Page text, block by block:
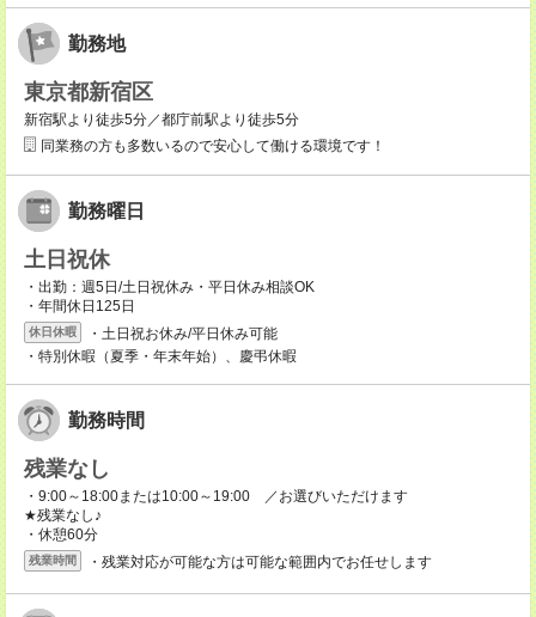
勤務地
東京都新宿区
新宿駅より徒歩5分／都庁前駅より徒歩5分
同業務の方も多数いるので安心して働ける環境です！
勤務曜日
土日祝休
・出勤：週5日/土日祝休み・平日休み相談OK
・年間休日125日
休日休暇
・土日祝お休み/平日休み可能
・特別休暇（夏季・年末年始）、慶弔休暇
勤務時間
残業なし
・9:00～18:00または10:00～19:00 ／お選びいただけます
★残業なし♪
・休憩60分
残業時間 ・残業対応が可能な方は可能な範囲内でお任せします